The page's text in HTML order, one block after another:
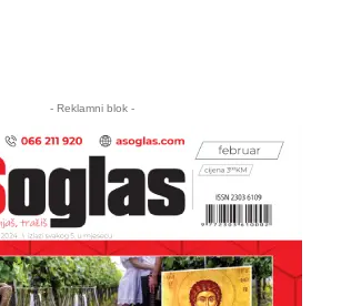
- Reklamni blok -